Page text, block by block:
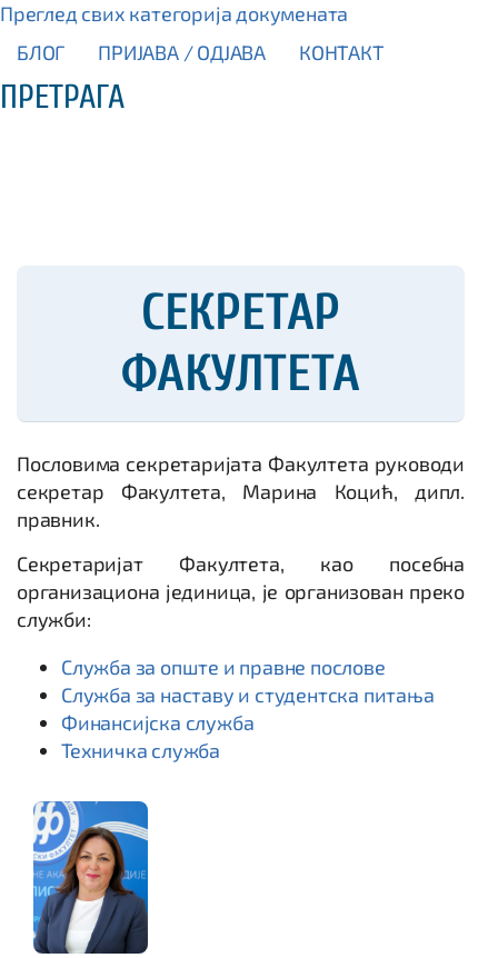
Преглед свих категорија докумената
БЛОГ ПРИЈАВА / OДЈАВА КОНТАКТ
ПРЕТРАГА
СЕКРЕТАР
ФАКУЛТЕТА
Пословима секретаријата Факултета руководи
секретар Факултета, Марина Коцић, дипл.
правник.
Секретаријат Факултета, као посебна
организациона јединица, је организован преко
служби:
Служба за опште и правне послове
Служба за наставу и студентска питања
Финансијска служба
Техничка служба